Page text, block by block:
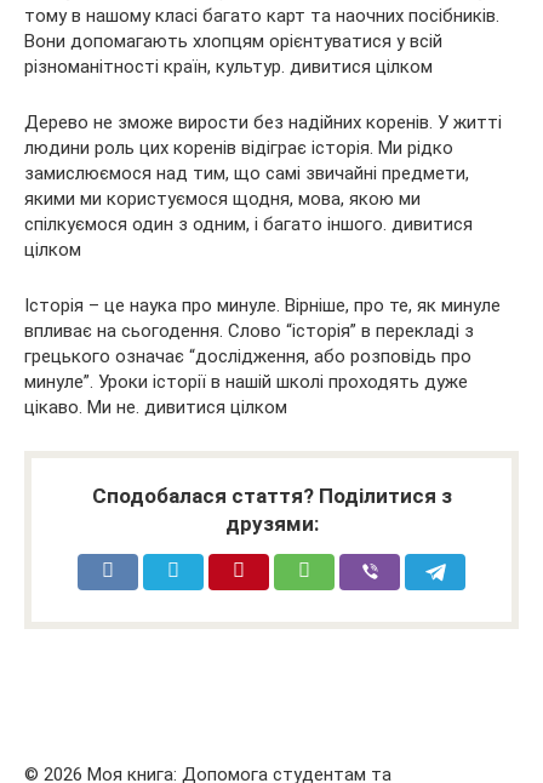
тому в нашому класі багато карт та наочних посібників.
Вони допомагають хлопцям орієнтуватися у всій
різноманітності країн, культур. дивитися цілком
Дерево не зможе вирости без надійних коренів. У житті
людини роль цих коренів відіграє історія. Ми рідко
замислюємося над тим, що самі звичайні предмети,
якими ми користуємося щодня, мова, якою ми
спілкуємося один з одним, і багато іншого. дивитися
цілком
Історія – це наука про минуле. Вірніше, про те, як минуле
впливає на сьогодення. Слово “історія” в перекладі з
грецького означає “дослідження, або розповідь про
минуле”. Уроки історії в нашій школі проходять дуже
цікаво. Ми не. дивитися цілком
Сподобалася стаття? Поділитися з
друзями:
© 2026 Моя книга: Допомога студентам та